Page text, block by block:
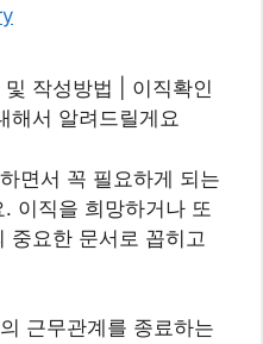
작성방법 | 이직확인
해서 알려드릴게요
면서 꼭 필요하게 되는
이직을 희망하거나 또
중요한 문서로 꼽히고
근무관계를 종료하는